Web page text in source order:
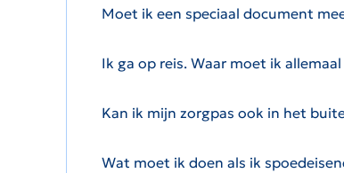
Moet ik een speciaal document
Ik ga op reis. Waar moet ik
Kan ik mijn zorgpas ook in het
Wat moet ik doen als ik